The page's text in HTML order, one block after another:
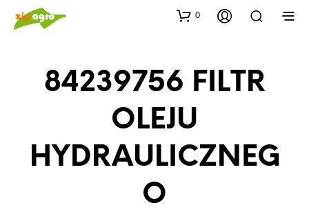
0
84239756 FILTR
OLEJU
HYDRAULICZNEG
O